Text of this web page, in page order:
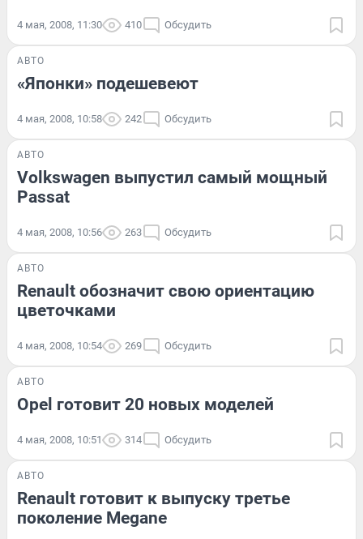
4 мая, 2008, 11:30 410 Обсудить
АВТО
«Японки» подешевеют
4 мая, 2008, 10:58 242 Обсудить
АВТО
Volkswagen выпустил самый мощный
Passat
4 мая, 2008, 10:56 263 Обсудить
АВТО
Renault обозначит свою ориентацию
цветочками
4 мая, 2008, 10:54 269 Обсудить
АВТО
Opel готовит 20 новых моделей
4 мая, 2008, 10:51 314 Обсудить
АВТО
Renault готовит к выпуску третье
поколение Megane